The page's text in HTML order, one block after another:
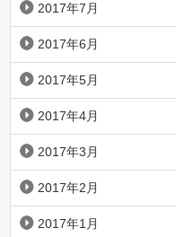
2017年7月
2017年6月
2017年5月
2017年4月
2017年3月
2017年2月
2017年1月